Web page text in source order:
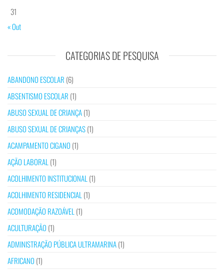
31
« Out
CATEGORIAS DE PESQUISA
ABANDONO ESCOLAR (6)
ABSENTISMO ESCOLAR (1)
ABUSO SEXUAL DE CRIANÇA(1)
ABUSO SEXUAL DE CRIANÇAS(1)
ACAMPAMENTO CIGANO (1)
AÇÃO LABORAL (1)
ACOLHIMENTO INSTITUCIONAL (1)
ACOLHIMENTO RESIDENCIAL (1)
ACOMODAÇÃO RAZOÁVEL (1)
ACULTURAÇÃO (1)
ADMINISTRAÇÃO PÚBLICA ULTRAMARINA(1)
AFRICANO (1)